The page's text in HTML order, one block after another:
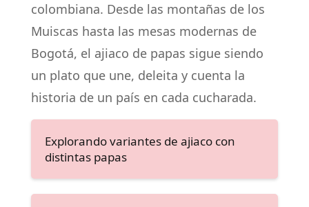
colombiana. Desde las montañas de los
Muiscas hasta las mesas modernas de
Bogotá, el ajiaco de papas sigue siendo
un plato que une, deleita y cuenta la
historia de un país en cada cucharada.
Explorando variantes de ajiaco con
distintas papas